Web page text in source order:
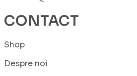
CONTACT
Shop
Despre noi